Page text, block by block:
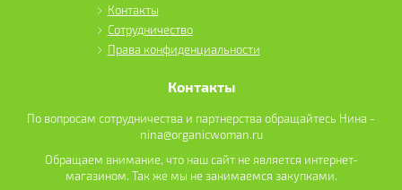
Контакты
Сотрудничество
Права конфиденциальности
Контакты
По вопросам сотрудничества и партнерства обращайтесь Нина -
nina@organicwoman.ru
Обращаем внимание, что наш сайт не является интернет-
магазином. Так же мы не занимаемся закупками.